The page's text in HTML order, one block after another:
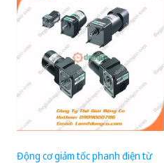
Động cơ giảm tốc phanh điện từ